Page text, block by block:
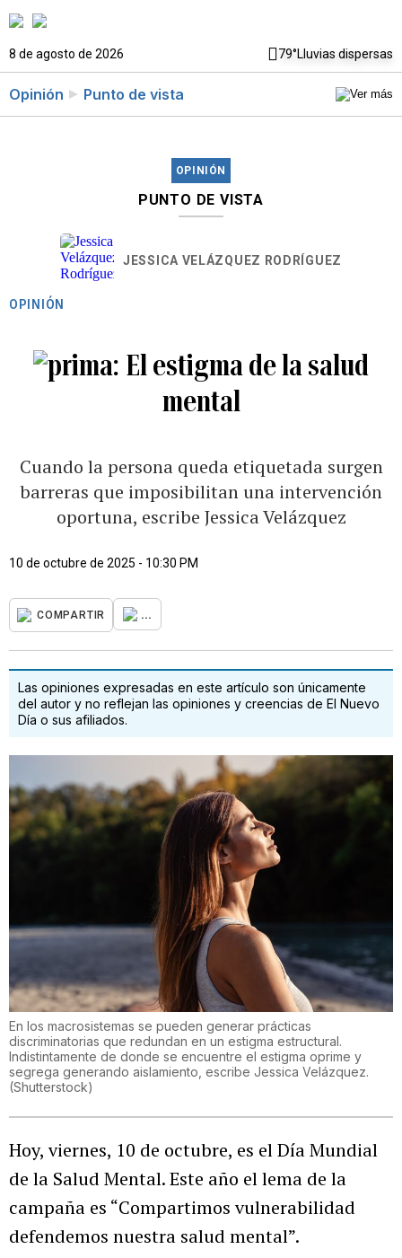
8 de agosto de 2026 79°Lluvias dispersas
Opinión Punto de vista
OPINIÓN
PUNTO DE VISTA
JESSICA VELÁZQUEZ RODRÍGUEZ
OPINIÓN
El estigma de la salud
mental
Cuando la persona queda etiquetada surgen
barreras que imposibilitan una intervención
oportuna, escribe Jessica Velázquez
10 de octubre de 2025 - 10:30 PM
COMPARTIR ...
Las opiniones expresadas en este artículo son únicamente
del autor y no reflejan las opiniones y creencias de El Nuevo
Día o sus afiliados.
En los macrosistemas se pueden generar prácticas
discriminatorias que redundan en un estigma estructural.
Indistintamente de donde se encuentre el estigma oprime y
segrega generando aislamiento, escribe Jessica Velázquez.
(Shutterstock)
Hoy, viernes, 10 de octubre, es el Día Mundial
de la Salud Mental. Este año el lema de la
campaña es “Compartimos vulnerabilidad
defendemos nuestra salud mental”.